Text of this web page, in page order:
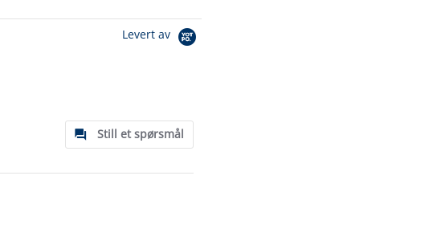
Levert av
Still et spørsmål